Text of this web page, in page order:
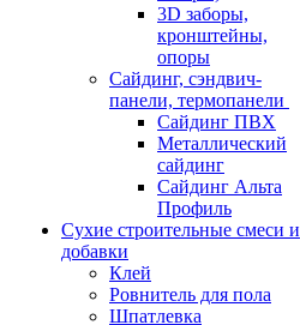
3D заборы,
кронштейны,
опоры
Cайдинг, сэндвич-
панели, термопанели
Сайдинг ПВХ
Металлический
сайдинг
Сайдинг Альта
Профиль
Сухие строительные смеси и
добавки
Клей
Ровнитель для пола
Шпатлевка